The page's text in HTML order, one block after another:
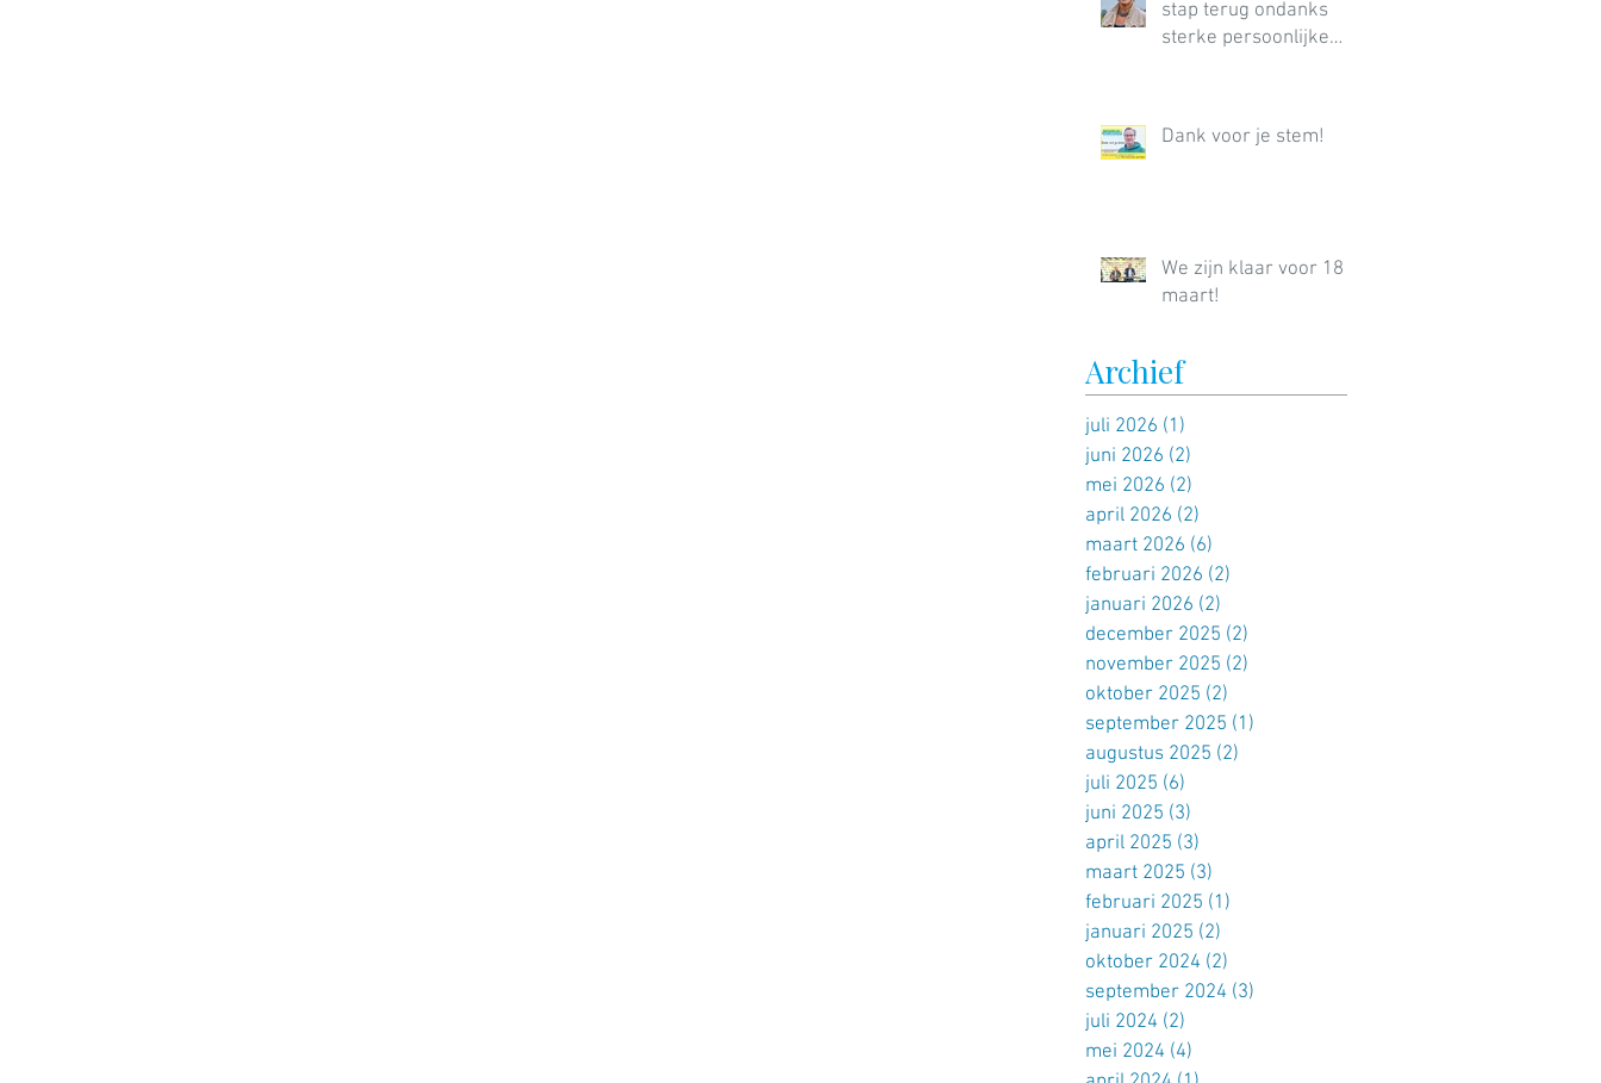
stap terug ondanks
sterke persoonlijke
Dank voor je stem!
We zijn klaar voor 18
maart!
Archief
juli 2026 (1)
juni 2026 (2)
mei 2026 (2)
april 2026 (2)
maart 2026 (6)
februari 2026 (2)
januari 2026 (2)
december 2025 (2)
november 2025 (2)
oktober 2025 (2)
september 2025 (1)
augustus 2025 (2)
juli 2025 (6)
juni 2025 (3)
april 2025 (3)
maart 2025 (3)
februari 2025 (1)
januari 2025 (2)
oktober 2024 (2)
september 2024 (3)
juli 2024 (2)
mei 2024 (4)